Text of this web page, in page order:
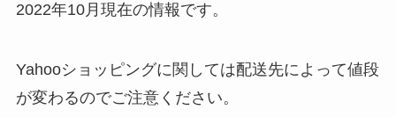
2022年10月現在の情報です。
Yahooショッピングに関しては配送先によって値段
が変わるのでご注意ください。